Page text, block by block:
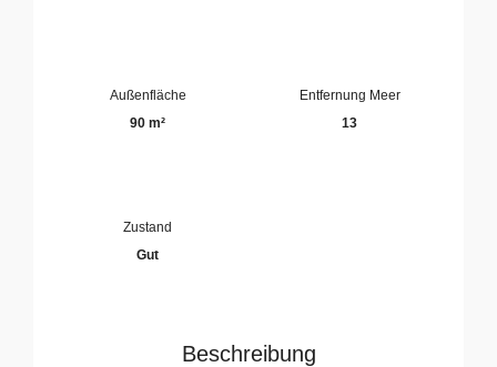
Außenfläche
90 m²
Entfernung Meer
13
Zustand
Gut
Beschreibung